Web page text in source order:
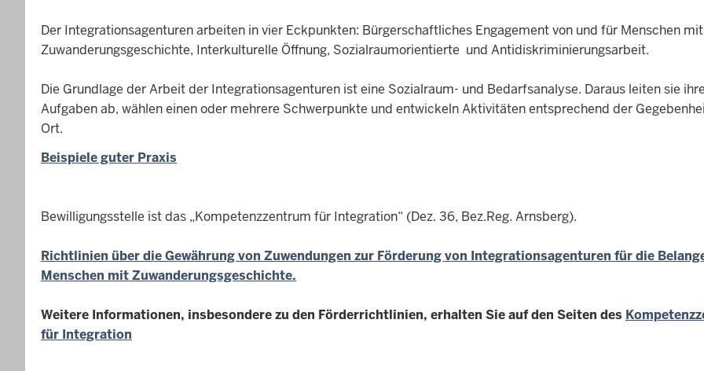
Der Integrationsagenturen arbeiten in vier Eckpunkten: Bürgerschaftliches Engagement von und für Menschen mit
Zuwanderungsgeschichte, Interkulturelle Öffnung, Sozialraumorientierte und Antidiskriminierungsarbeit.
Die Grundlage der Arbeit der Integrationsagenturen ist eine Sozialraum- und Bedarfsanalyse. Daraus leiten sie ihre
Aufgaben ab, wählen einen oder mehrere Schwerpunkte und entwickeln Aktivitäten entsprechend der
Ort.
Beispiele guter Praxis
Bewilligungsstelle ist das „Kompetenzzentrum für Integration“ (Dez. 36, Bez.Reg. Arnsberg).
Richtlinien über die Gewährung von Zuwendungen zur Förderung von Integrationsagenturen für die
Menschen mit Zuwanderungsgeschichte.
Weitere Informationen, insbesondere zu den Förderrichtlinien, erhalten Sie auf den Seiten des
für Integration